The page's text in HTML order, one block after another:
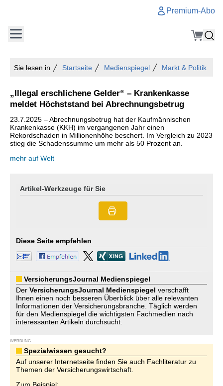
Premium-Abo
Sie lesen in Startseite Medienspiegel Markt & Politik
„Illegal erschlichene Gelder“ – Krankenkasse
meldet Höchststand bei Abrechnungsbetrug
23.7.2025 – Abrechnungsbetrug hat der Kaufmännischen
Krankenkasse (KKH) im vergangenen Jahr einen
Rekordschaden in Millionenhöhe beschert. Im Vergleich zu 2023
stieg die Schadenssumme um mehr als 50 Prozent an.
mehr auf Welt
Artikel-Werkzeuge für Sie
Diese Seite empfehlen
VersicherungsJournal Medienspiegel
Der VersicherungsJournal Medienspiegel verschafft
Ihnen einen noch besseren Überblick über alle relevanten
Informationen der Versicherungsbranche. Täglich werden
für den Medienspiegel die wichtigsten Fachmedien nach
interessanten Artikeln durchsucht.
WERBUNG
Spezialwissen gesucht?
Auf unserer Internetseite finden Sie auch Fachliteratur zu
Themen der Versicherungswirtschaft.